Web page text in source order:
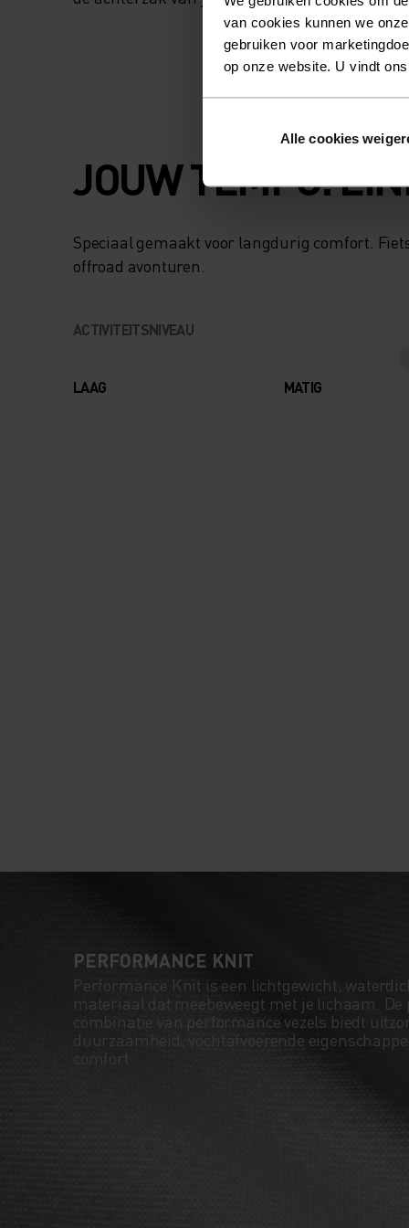
van cookies kunnen we
gebruiken voor
op onze website. U vindt
Alle cookies
JOUW TEMPO.
Speciaal gemaakt voor langdurig comfort.
offroad avonturen.
ACTIVITEITSNIVEAU
LAAG MATIG
PERFORMANCE KNIT
Performance Knit is een lichtgewicht,
materiaal dat meebeweegt met je lichaam.
combinatie van performance vezels biedt
duurzaamheid, vochtafvoerende
comfort.